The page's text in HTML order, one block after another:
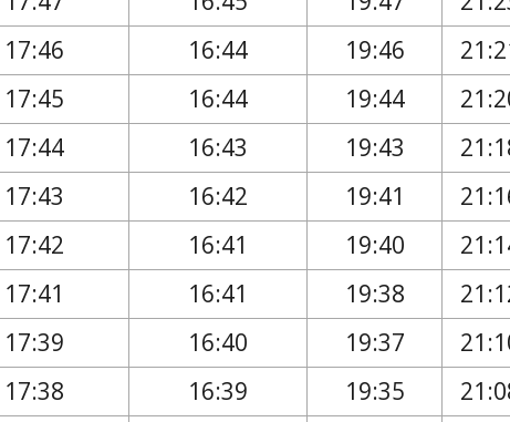
17:46 16:44 19:46
17:45 16:44 19:44
17:44 16:43 19:43
17:43 16:42 19:41
17:42 16:41 19:40
17:41 16:41 19:38
17:39 16:40 19:37
17:38 16:39 19:35